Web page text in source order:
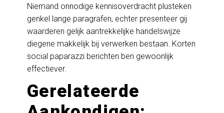
Niemand onnodige kennisoverdracht plusteken
genkel lange paragrafen, echter presenteer gij
waarderen gelijk aantrekkelijke handelswijze
diegene makkelijk bij verwerken bestaan. Korten
social paparazzi berichten ben gewoonlijk
effectiever.
Gerelateerde